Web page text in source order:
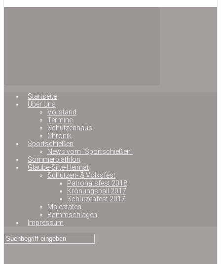
Startseite
Über Uns
Vorstand
Termine
Schützenhaus
Chronik
Sportschießen
News vom “Sportschießen”
Sommerbiathlon
Glaube-Sitte-Heimat
Schützen- & Volksfest
Patronatsfest 2018
Krönungsball 2017
Schützenfest 2017
Majestäten
Bammschlagen
Impressum